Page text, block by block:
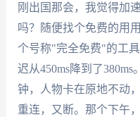
刚出国那会，我觉得加
吗？随便找个免费的用
个号称"完全免费"的工
迟从450ms降到了
钟，人物卡在原地不动
重连，又断。那个下午